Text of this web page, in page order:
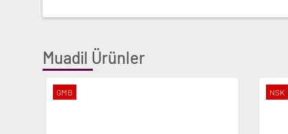
Muadil Ürünler
GMB NSK